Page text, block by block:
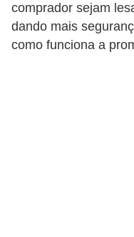
comprador sejam
dando mais
como funciona a
a
n